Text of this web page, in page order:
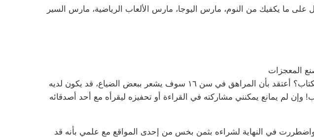
ما يكفيك من النوم، مارس اليوجا، مارس الألعاب الرياضية، مارس السير
المعجزات
ولكن يأتي سؤالي : هل سيكون من الصعب عليّ كأم لمراهق / مراهقة إقناعهم بأهمية قراءة هذا الكتاب؟ أعتقد بأن المراهق في سن ١٦ سوف يشعر ببعض الضياع، قد يكون لديه
وإن لم يمانع يمكنني مشاركته في القراءة أو تحفيزه ليقرأه مع أحد أصدقائه
واضطررت في النهاية لشراءه بثمن بخس من إحدى المواقع مع علمي بأنه قد